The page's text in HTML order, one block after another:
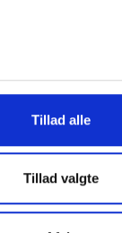
Tillad alle
Tillad valgte